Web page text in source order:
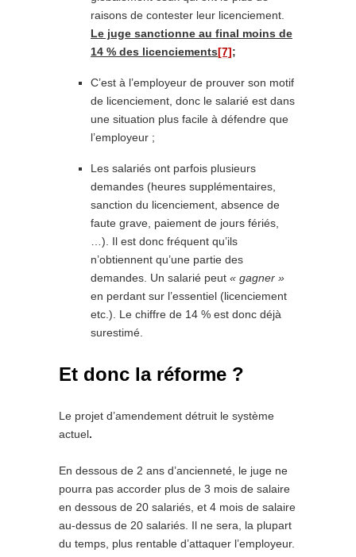
raisons de contester leur licenciement.
Le juge sanctionne au final moins de
14 % des licenciements[7];
C’est à l’employeur de prouver son motif
de licenciement, donc le salarié est dans
une situation plus facile à défendre que
l’employeur ;
Les salariés ont parfois plusieurs
demandes (heures supplémentaires,
sanction du licenciement, absence de
faute grave, paiement de jours fériés,
…). Il est donc fréquent qu’ils
n’obtiennent qu’une partie des
demandes. Un salarié peut « gagner »
en perdant sur l’essentiel (licenciement
etc.). Le chiffre de 14 % est donc déjà
surestimé.
Et donc la réforme ?
Le projet d’amendement détruit le système
actuel.
En dessous de 2 ans d’ancienneté, le juge ne
pourra pas accorder plus de 3 mois de salaire
en dessous de 20 salariés, et 4 mois de salaire
au-dessus de 20 salariés. Il ne sera, la plupart
du temps, plus rentable d’attaquer l’employeur.